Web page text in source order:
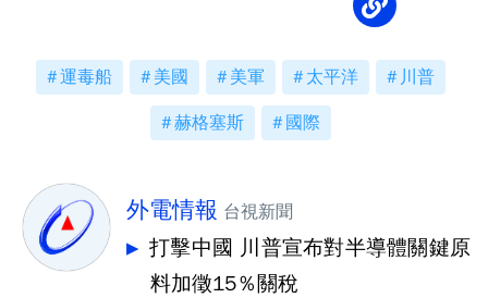
運毒船 美國 美軍 太平洋 川普
赫格塞斯 國際
外電情報 台視新聞
打擊中國 川普宣布對半導體關鍵原
料加徵15％關稅